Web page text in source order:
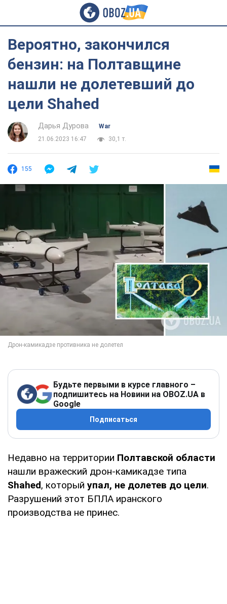
Вероятно, закончился
бензин: на Полтавщине
нашли не долетевший до
цели Shahed
Дарья Дурова
War
21.06.2023 16:47
30,1 т.
155
Будьте первыми в курсе главного –
подпишитесь на Новини на OBOZ.UA в
Google
Подписаться
Недавно на территории Полтавской области
нашли вражеский дрон-камикадзе типа
Shahed, который упал, не долетев до цели.
Разрушений этот БПЛА иранского
производства не принес.